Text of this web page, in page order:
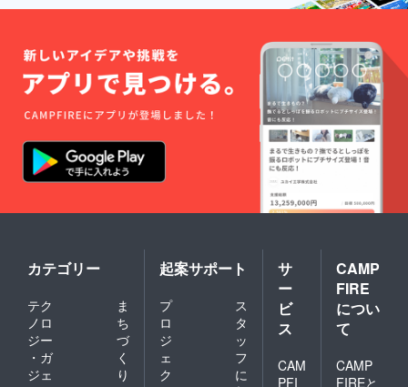
カテゴリー
テク
ノロ
ジー
・ガ
ジェ
ま
ち
づ
く
り
起案サポート
プ
ロ
ジ
ェ
ク
ス
タ
ッ
フ
に
サ
ー
ビ
ス
CAM
PFI
CAMP
FIRE
につい
て
CAMP
FIREと